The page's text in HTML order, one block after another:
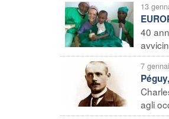
13
40
7
agli